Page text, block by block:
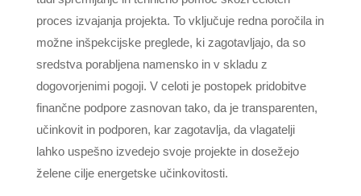
proces izvajanja projekta. To vključuje redna poročila in
možne inšpekcijske preglede, ki zagotavljajo, da so
sredstva porabljena namensko in v skladu z
dogovorjenimi pogoji. V celoti je postopek pridobitve
finančne podpore zasnovan tako, da je transparenten,
učinkovit in podporen, kar zagotavlja, da vlagatelji
lahko uspešno izvedejo svoje projekte in dosežejo
želene cilje energetske učinkovitosti.